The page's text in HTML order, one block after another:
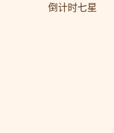
倒计时七星